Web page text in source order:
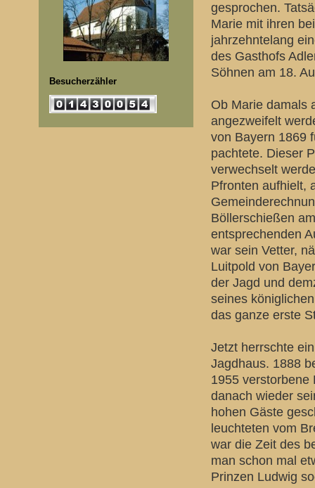
Besucherzähler
gesprochen.
Marie mit ihren
jahrzehntelang
des Gasthofs
Söhnen am 18.
Ob Marie damals
angezweifelt
von Bayern 1869
pachtete. Dieser
verwechselt
Pfronten aufhielt,
Böllerschießen
entsprechenden
war sein Vetter,
Luitpold von
der Jagd und
seines
das ganze erste
Jetzt herrschte
Jagdhaus. 1888
1955 verstorbene
danach wieder
hohen Gäste
leuchteten vom
war die Zeit des
man schon mal
Prinzen Ludwig